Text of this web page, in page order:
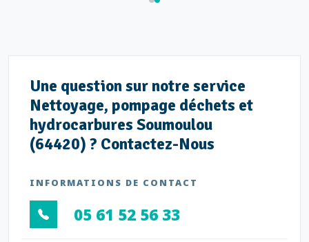
Une question sur notre service
Nettoyage, pompage déchets et
hydrocarbures Soumoulou
(64420) ? Contactez-Nous
INFORMATIONS DE CONTACT
05 61 52 56 33